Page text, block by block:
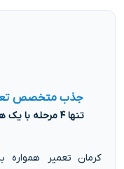
جذب متخصص
تنها ۴ مرحله با یک همکاری ایده‌آل و رویایی فاصله دارید!
کرمان تعمیر همواره